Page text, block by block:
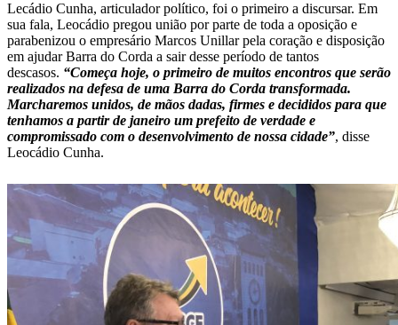
Lecádio Cunha, articulador político, foi o primeiro a discursar. Em
sua fala, Leocádio pregou união por parte de toda a oposição e
parabenizou o empresário Marcos Unillar pela coração e disposição
em ajudar Barra do Corda a sair desse período de tantos
descasos. “Começa hoje, o primeiro de muitos encontros que serão
realizados na defesa de uma Barra do Corda transformada.
Marcharemos unidos, de mãos dadas, firmes e decididos para que
tenhamos a partir de janeiro um prefeito de verdade e
compromissado com o desenvolvimento de nossa cidade”, disse
Leocádio Cunha.